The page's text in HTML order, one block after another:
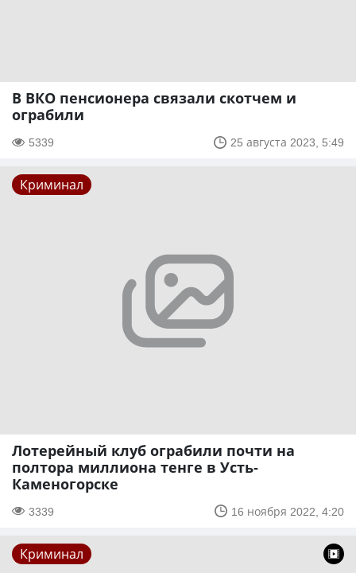
В ВКО пенсионера связали скотчем и
ограбили
5339 25 августа 2023, 5:49
Криминал
Лотерейный клуб ограбили почти на
полтора миллиона тенге в Усть-
Каменогорске
3339 16 ноября 2022, 4:20
Криминал